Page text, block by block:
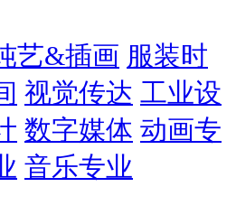
艺&插画 服装时
视觉传达 工业设
数字媒体 动画专
音乐专业